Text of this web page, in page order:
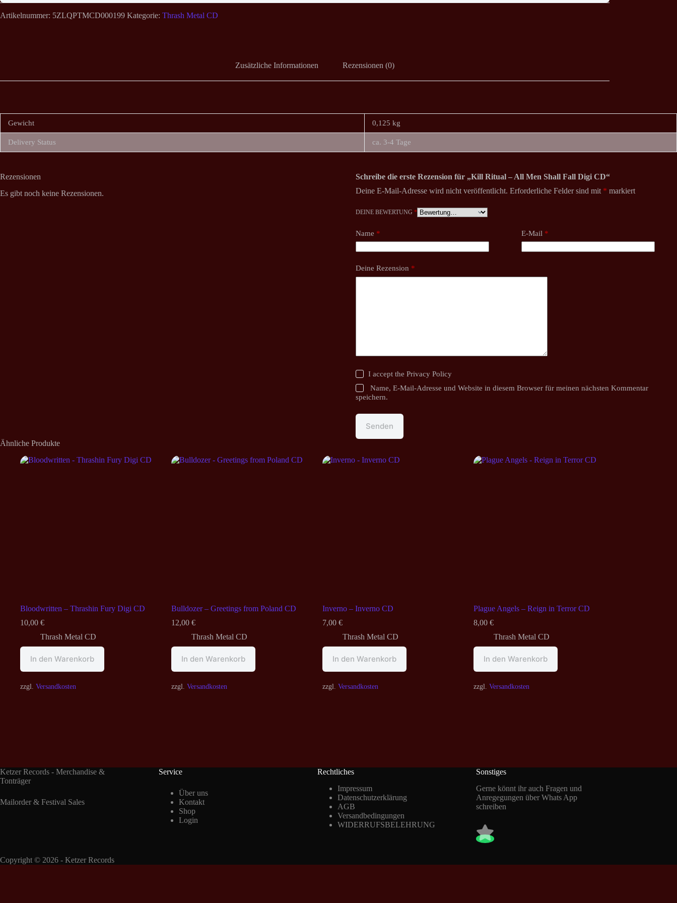
Artikelnummer: 5ZLQPTMCD000199 Kategorie: Thrash Metal CD
Zusätzliche Informationen Rezensionen (0)
Gewicht 0,125 kg
Delivery Status ca. 3-4 Tage
Rezensionen
Es gibt noch keine Rezensionen.
Schreibe die erste Rezension für „Kill Ritual – All Men Shall Fall Digi CD“
Deine E-Mail-Adresse wird nicht veröffentlicht. Erforderliche Felder sind mit * markiert
DEINE BEWERTUNG *
Name * E-Mail *
Deine Rezension *
I accept the Privacy Policy
Name, E-Mail-Adresse und Website in diesem Browser für meinen nächsten Kommentar
speichern.
Senden
Ähnliche Produkte
Bloodwritten – Thrashin Fury Digi CD
10,00 €
Thrash Metal CD
In den Warenkorb
zzgl. Versandkosten
Bulldozer – Greetings from Poland CD
12,00 €
Thrash Metal CD
In den Warenkorb
zzgl. Versandkosten
Inverno – Inverno CD
7,00 €
Thrash Metal CD
In den Warenkorb
zzgl. Versandkosten
Plague Angels – Reign in Terror CD
8,00 €
Thrash Metal CD
In den Warenkorb
zzgl. Versandkosten
Ketzer Records - Merchandise &
Tonträger
Mailorder & Festival Sales
Service
Über uns
Kontakt
Shop
Login
Rechtliches
Impressum
Datenschutzerklärung
AGB
Versandbedingungen
WIDERRUFSBELEHRUNG
Sonstiges
Gerne könnt ihr auch Fragen und
Anregegungen über Whats App
schreiben
Copyright © 2026 - Ketzer Records